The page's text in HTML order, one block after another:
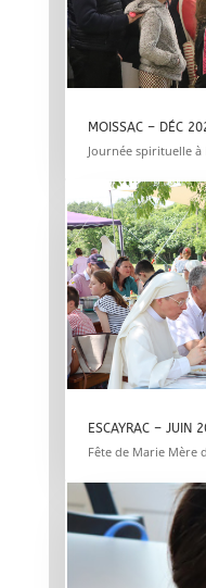
MOISSAC – DÉC
Journée spirituelle à
ESCAYRAC – JUIN
Fête de Marie Mère